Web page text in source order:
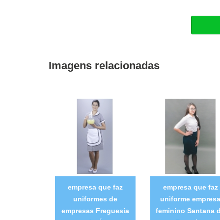
Imagens relacionadas
empresa que faz
uniformes de
empresas Freguesia
empresa que faz
uniforme empresa
feminino Santana